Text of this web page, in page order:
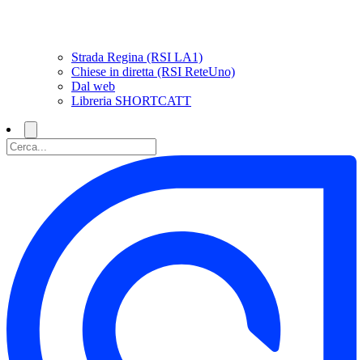
Strada Regina (RSI LA1)
Chiese in diretta (RSI ReteUno)
Dal web
Libreria SHORTCATT